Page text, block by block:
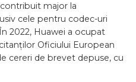
major la
cele pentru codec-uri
2022, Huawei a ocupat
Oficiului European
cereri de brevet depuse, cu